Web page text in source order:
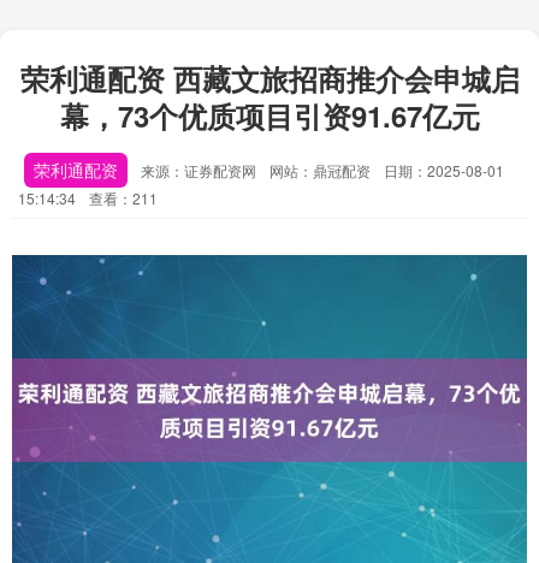
荣利通配资 西藏文旅招商推介会申城启
幕，73个优质项目引资91.67亿元
荣利通配资 来源：证券配资网 网站：鼎冠配资
日期：2025-08-01
15:14:34
查看：211